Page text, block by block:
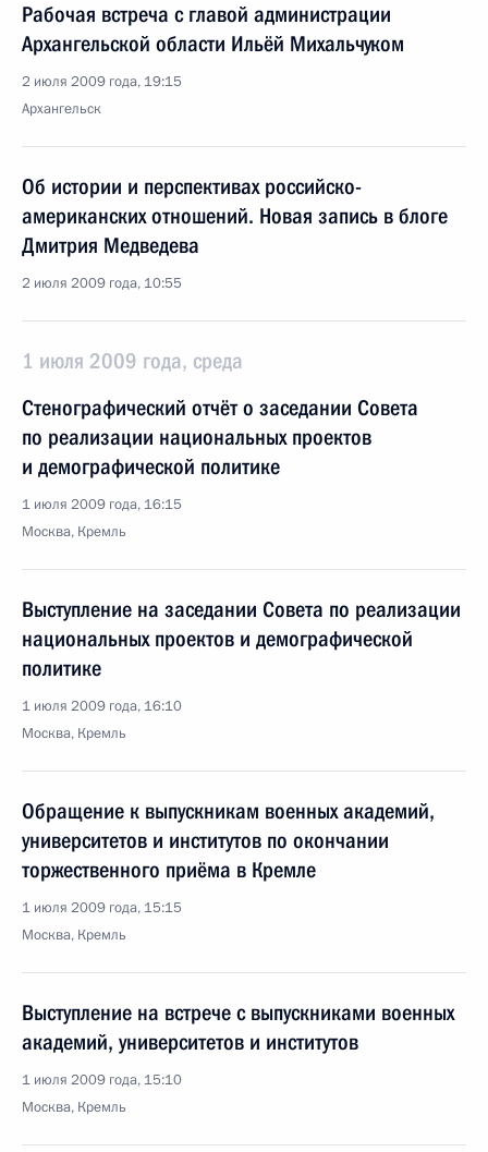
Рабочая встреча с главой администрации
Архангельской области Ильёй Михальчуком
2 июля 2009 года, 19:15
Архангельск
Об истории и перспективах российско-
американских отношений. Новая запись в блоге
Дмитрия Медведева
2 июля 2009 года, 10:55
1 июля 2009 года, среда
Стенографический отчёт о заседании Совета
по реализации национальных проектов
и демографической политике
1 июля 2009 года, 16:15
Москва, Кремль
Выступление на заседании Совета по реализации
национальных проектов и демографической
политике
1 июля 2009 года, 16:10
Москва, Кремль
Обращение к выпускникам военных академий,
университетов и институтов по окончании
торжественного приёма в Кремле
1 июля 2009 года, 15:15
Москва, Кремль
Выступление на встрече с выпускниками военных
академий, университетов и институтов
1 июля 2009 года, 15:10
Москва, Кремль